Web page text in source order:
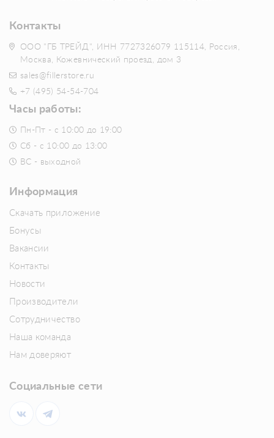
Контакты
ООО "ГБ ТРЕЙД", ИНН 7727326079 115114, Россия,
Москва, Кожевнический проезд, дом 3
sales@fillerstore.ru
+7 (495) 54-54-704
Часы работы:
Пн-Пт - с 10:00 до 19:00
Сб - с 10:00 до 13:00
ВС - выходной
Информация
Скачать приложение
Бонусы
Вакансии
Контакты
Новости
Производители
Сотрудничество
Наша команда
Нам доверяют
Социальные сети